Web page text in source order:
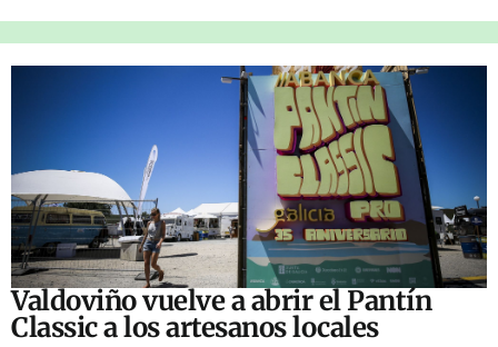
Valdoviño vuelve a abrir el Pantín
Classic a los artesanos locales